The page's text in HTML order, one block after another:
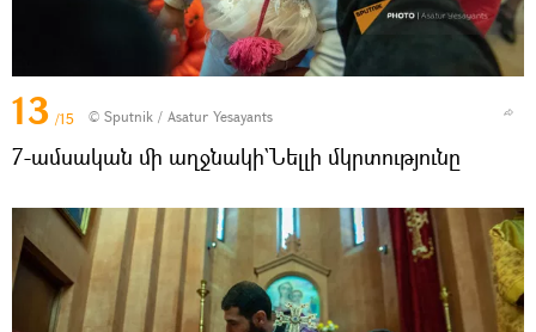
13 /15 © Sputnik / Asatur Yesayants
7-ամսական մի աղջնակի`Նելլի մկրտությունը